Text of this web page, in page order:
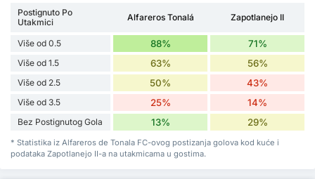
Postignuto Po
Utakmici
Alfareros Tonalá Zapotlanejo II
Više od 0.5 88% 71%
Više od 1.5 63% 56%
Više od 2.5 50% 43%
Više od 3.5 25% 14%
Bez Postignutog Gola 13% 29%
* Statistika iz Alfareros de Tonala FC-ovog postizanja golova kod kuće i
podataka Zapotlanejo II-a na utakmicama u gostima.